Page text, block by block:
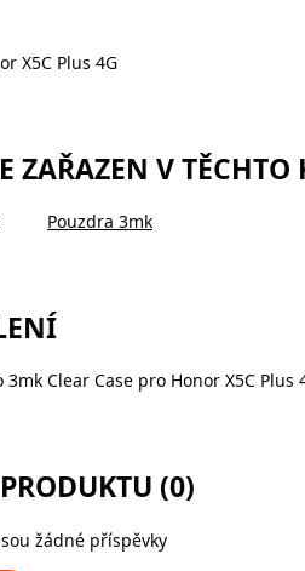
X5C Plus 4G
ZAŘAZEN V TĚCHTO
Pouzdra 3mk
Clear Case pro Honor X5C Plus
(0)
žádné příspěvky